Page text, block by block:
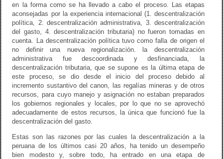
en la forma como se ha llevado a cabo el proceso. Las etapas
aconsejadas por la experiencia internacional (1. descentralización
política, 2. descentralización administrativa, 3. descentralización
del gasto, 4. descentralización tributaria) no fueron tomadas en
cuenta. La descentralización política tuvo como falla de origen el
no definir una nueva regionalización. la descentralización
administrativa fue descoordinada y desfinanciada, la
descentralización tributaria, que se supone es la última etapa de
este proceso, se dio desde el inicio del proceso debido al
incremento sustantivo del canon, las regalías mineras y de otros
recursos, para cuyo manejo y asignación no estaban preparados
los gobiernos regionales y locales, por lo que no se aprovechó
adecuadamente de estos recursos, la única que funcionó fue la
descentralización del gasto.
Estas son las razones por las cuales la descentralización a la
peruana de los últimos casi 20 años, ha tenido un desempeño
bien modesto y, sobre todo, ha entrado en una etapa de